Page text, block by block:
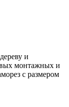
и
монтажных и
с размером